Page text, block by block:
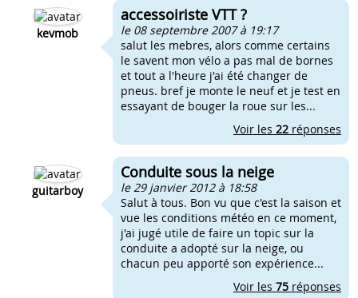
kevmob
accessoiriste VTT ?
le 08 septembre 2007 à 19:17
salut les mebres, alors comme certains
le savent mon vélo a pas mal de bornes
et tout a l'heure j'ai été changer de
pneus. bref je monte le neuf et je test en
essayant de bouger la roue sur les...
Voir les 22 réponses
guitarboy
Conduite sous la neige
le 29 janvier 2012 à 18:58
Salut à tous. Bon vu que c'est la saison et
vue les conditions météo en ce moment,
j'ai jugé utile de faire un topic sur la
conduite a adopté sur la neige, ou
chacun peu apporté son expérience...
Voir les 75 réponses